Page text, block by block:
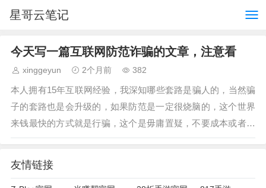
星哥云笔记
今天写一篇互联网防范诈骗的文章，注意看
xinggeyun 2个月前 382
本人拥有15年互联网经验，我深知哪些套路是骗人的，当然骗
子的套路也是会升级的，如果防范是一定很烧脑的，这个世界
来钱最快的方式就是行骗，这个是毋庸置疑，不要成本或者只
需要少量成本制造幻想和预期就可以获得…
友情链接